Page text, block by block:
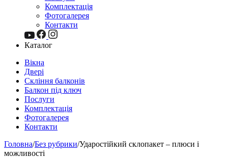
Комплектація
Фотогалерея
Контакти
Каталог
Вікна
Двері
Скління балконів
Балкон під ключ
Послуги
Комплектація
Фотогалерея
Контакти
Головна/Без рубрики/Ударостійкий склопакет – плюси і
можливості